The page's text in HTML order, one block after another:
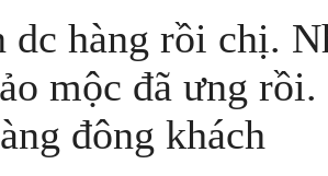
dc hàng rồi chị.
mộc đã ưng
đông khách